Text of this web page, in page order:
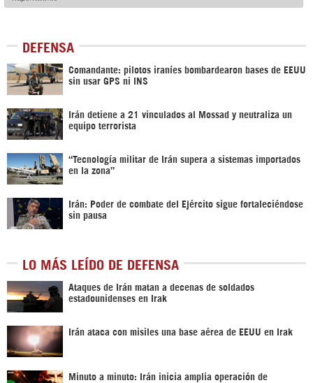
DEFENSA
Comandante: pilotos iraníes bombardearon bases de EEUU
sin usar GPS ni INS
Irán detiene a 21 vinculados al Mossad y neutraliza un
equipo terrorista
“Tecnología militar de Irán supera a sistemas importados
en la zona”
Irán: Poder de combate del Ejército sigue fortaleciéndose
sin pausa
LO MÁS LEÍDO DE DEFENSA
Ataques de Irán matan a decenas de soldados
estadounidenses en Irak
Irán ataca con misiles una base aérea de EEUU en Irak
Minuto a minuto: Irán inicia amplia operación de